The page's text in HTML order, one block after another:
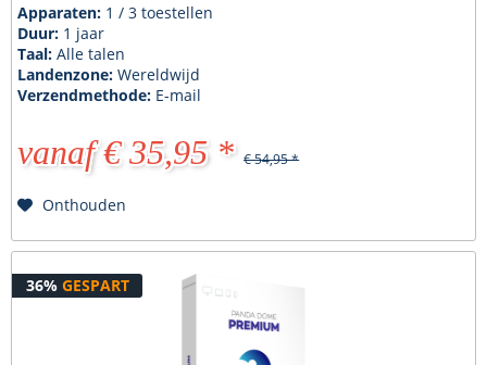
Apparaten: 1 / 3 toestellen
Duur: 1 jaar
Taal:Alle talen
Landenzone:Wereldwijd
Verzendmethode: E-mail
vanaf € 35,95 * € 54,95 *
Onthouden
36% GESPART